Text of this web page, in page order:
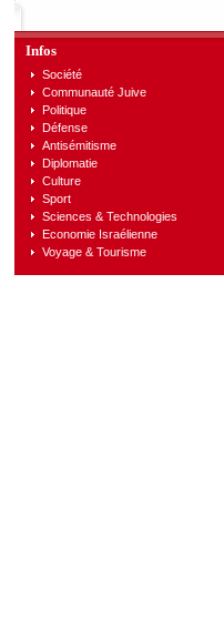
Infos
Société
Communauté Juive
Politique
Défense
Antisémitisme
Diplomatie
Culture
Sport
Sciences & Technologies
Economie Israélienne
Voyage & Tourisme